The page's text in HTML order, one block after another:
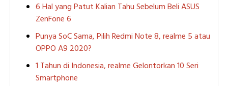
6 Hal yang Patut Kalian Tahu Sebelum Beli ASUS
ZenFone 6
Punya SoC Sama, Pilih Redmi Note 8, realme 5 atau
OPPO A9 2020?
1 Tahun di Indonesia, realme Gelontorkan 10 Seri
Smartphone